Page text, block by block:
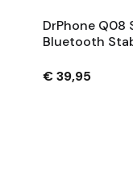
DrPhone Q08
Bluetooth
€ 39,95